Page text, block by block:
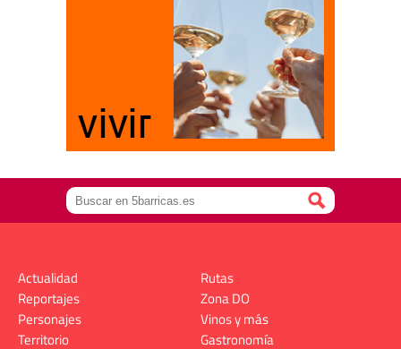
Actualidad
Reportajes
Personajes
Territorio
Rutas
Zona DO
Vinos y más
Gastronomía